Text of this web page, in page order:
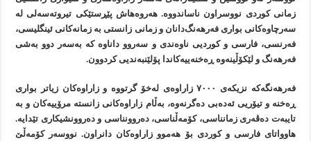
زمانی کوردی نووسراون ناساندووە. هەروەهاش پێڕستێکی تیروتەسەلی لە
سەرچاوەکانی بواری فەرهەنگ‌دانان و زمانی زانستی بە زمانەکانی ئینگلیسی،
فەرنسی، فارسی و کوردیی ناوەندی و سەروو داناوە کە بەسەر دوو بەشی
فەرهەنگ و لێکۆڵینەوە ڕەخنەییەکاندا پۆلێنبەندیی کردوون.
فەرهەنگەکە نزیکەی ٧٠٠٠ زاراوەی لەخۆ گرتووە و زاراوەکان زیاتر بواری
ڕەخنە و تیۆریی ئەدەبی دەگرنەوە، بەڵام زاراوەکانی زانستە مرۆییەکان و بە
تایبەت دەڤەری زمانناسی، کۆمەڵناسی، دەروونناسی و دەروونشیکاری تێدایە.
هاوواتای فارسی و کوردی بۆ هەموو زاراوەکان دانراون. نووسەر کۆمەڵێ